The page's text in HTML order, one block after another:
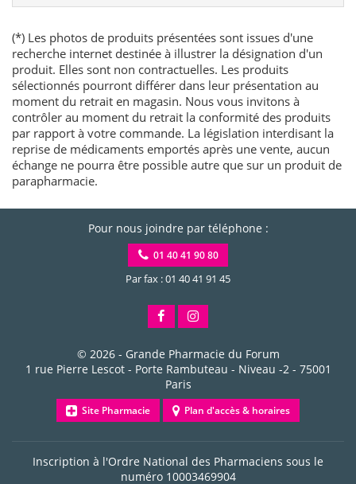
(*) Les photos de produits présentées sont issues d'une
recherche internet destinée à illustrer la désignation d'un
produit. Elles sont non contractuelles. Les produits
sélectionnés pourront différer dans leur présentation au
moment du retrait en magasin. Nous vous invitons à
contrôler au moment du retrait la conformité des produits
par rapport à votre commande. La législation interdisant la
reprise de médicaments emportés après une vente, aucun
échange ne pourra être possible autre que sur un produit de
parapharmacie.
Pour nous joindre par téléphone :
01 40 41 90 80
Par fax : 01 40 41 91 45
© 2026 - Grande Pharmacie du Forum
1 rue Pierre Lescot - Porte Rambuteau - Niveau -2- 75001
Paris
Site Pharmacie Plan d'accès & horaires
Inscription à l'Ordre National des Pharmaciens sous le
numéro 10003469904